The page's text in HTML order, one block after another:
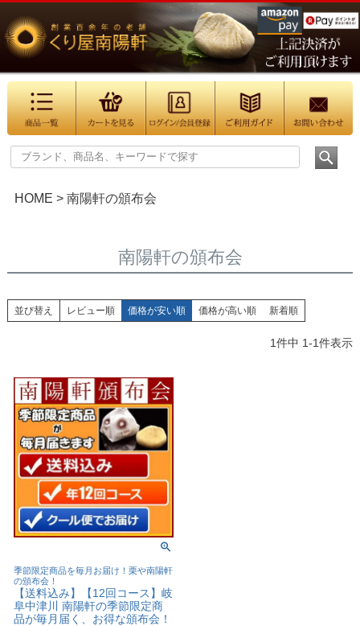
HOME 南陽軒の頒布会
南陽軒の頒布会
並び替え レビュー順 価格が安い順 価格が高い順 新着順
1件中 1-1件表示
季節限定商品を毎月お届け！栗や南陽軒
の頒布会！
【送料込み】【12回コース】岐
阜中津川 南陽軒の季節限定商
品が毎月届く、お得な頒布会！